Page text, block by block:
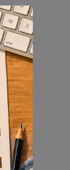
dans
sur le
du
est le
les